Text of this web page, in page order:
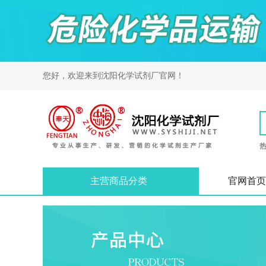
您好，欢迎来到 沈阳化学试剂厂官网！
主营商品分类 官网首页